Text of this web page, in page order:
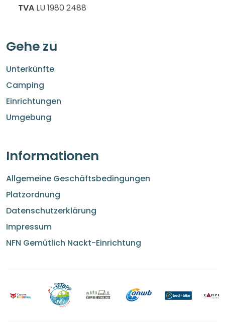
TVA LU 1980 2488
Gehe zu
Unterkünfte
Camping
Einrichtungen
Umgebung
Informationen
Allgemeine Geschäftsbedingungen
Platzordnung
Datenschutzerklärung
Impressum
NFN Gemütlich Nackt-Einrichtung